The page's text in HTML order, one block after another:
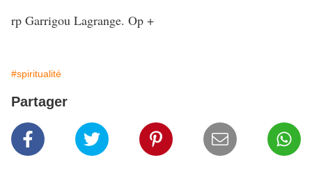
rp Garrigou Lagrange. Op +
#spiritualité
Partager